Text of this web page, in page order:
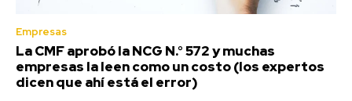
Empresas
La CMF aprobó la NCG N.° 572 y muchas
empresas la leen como un costo (los expertos
dicen que ahí está el error)